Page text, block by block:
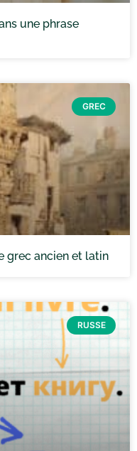
une phrase
GREC
grec ancien et latin
RUSSE